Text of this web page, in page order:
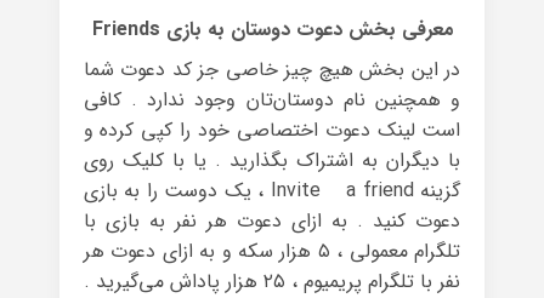
معرفی بخش دعوت دوستان به بازی Friends
در این بخش هیچ چیز خاصی جز کد دعوت شما
و همچنین نام دوستان‌تان وجود ندارد . کافی
است لینک دعوت اختصاصی خود را کپی کرده و
با دیگران به اشتراک بگذارید . یا با کلیک روی
گزینه Invite a friend ، یک دوست را به بازی
دعوت کنید . به ازای دعوت هر نفر به بازی با
تلگرام معمولی ، ۵ هزار سکه و به ازای دعوت هر
نفر با تلگرام پریمیوم ، ۲۵ هزار پاداش می‌گیرید .